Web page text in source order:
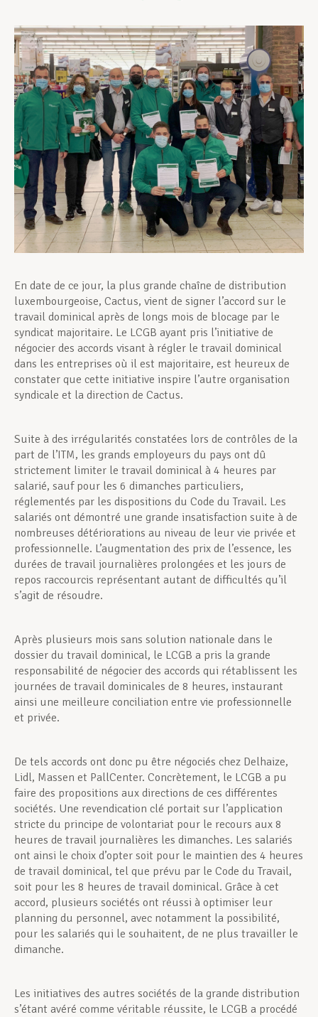
Assistance en vie privée
Développement professionnel
Devenir Membre
Actualités
En date de ce jour, la plus grande chaîne de distribution
luxembourgeoise, Cactus, vient de signer l’accord sur le
travail dominical après de longs mois de blocage par le
syndicat majoritaire. Le LCGB ayant pris l’initiative de
négocier des accords visant à régler le travail dominical
dans les entreprises où il est majoritaire, est heureux de
constater que cette initiative inspire l’autre organisation
syndicale et la direction de Cactus.
Suite à des irrégularités constatées lors de contrôles de la
part de l’ITM, les grands employeurs du pays ont dû
strictement limiter le travail dominical à 4 heures par
salarié, sauf pour les 6 dimanches particuliers,
réglementés par les dispositions du Code du Travail. Les
salariés ont démontré une grande insatisfaction suite à de
nombreuses détériorations au niveau de leur vie privée et
professionnelle. L’augmentation des prix de l’essence, les
durées de travail journalières prolongées et les jours de
repos raccourcis représentant autant de difficultés qu’il
s’agit de résoudre.
Après plusieurs mois sans solution nationale dans le
dossier du travail dominical, le LCGB a pris la grande
responsabilité de négocier des accords qui rétablissent les
journées de travail dominicales de 8 heures, instaurant
ainsi une meilleure conciliation entre vie professionnelle
et privée.
De tels accords ont donc pu être négociés chez Delhaize,
Lidl, Massen et PallCenter. Concrètement, le LCGB a pu
faire des propositions aux directions de ces différentes
sociétés. Une revendication clé portait sur l’application
stricte du principe de volontariat pour le recours aux 8
heures de travail journalières les dimanches. Les salariés
ont ainsi le choix d’opter soit pour le maintien des 4 heures
de travail dominical, tel que prévu par le Code du Travail,
soit pour les 8 heures de travail dominical. Grâce à cet
accord, plusieurs sociétés ont réussi à optimiser leur
planning du personnel, avec notamment la possibilité,
pour les salariés qui le souhaitent, de ne plus travailler le
dimanche.
Les initiatives des autres sociétés de la grande distribution
s’étant avéré comme véritable réussite, le LCGB a procédé